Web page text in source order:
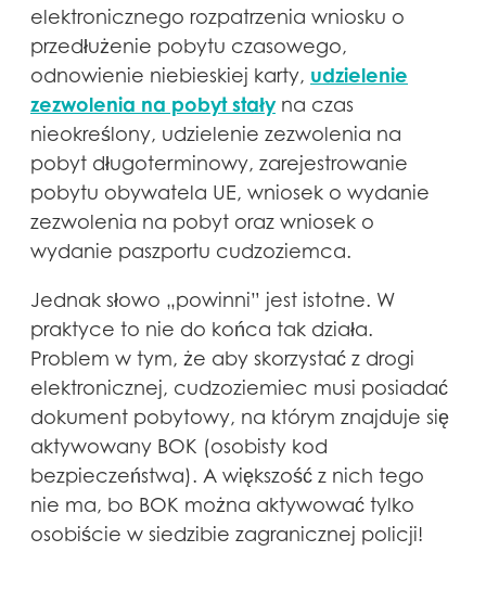
elektronicznego rozpatrzenia wniosku o
przedłużenie pobytu czasowego,
odnowienie niebieskiej karty, udzielenie
zezwolenia na pobyt stałyna czas
nieokreślony, udzielenie zezwolenia na
pobyt długoterminowy, zarejestrowanie
pobytu obywatela UE, wniosek o wydanie
zezwolenia na pobyt oraz wniosek o
wydanie paszportu cudzoziemca.
Jednak słowo „powinni” jest istotne. W
praktyce to nie do końca tak działa.
Problem w tym, że aby skorzystać z drogi
elektronicznej, cudzoziemiec musi posiadać
dokument pobytowy, na którym znajduje się
aktywowany BOK (osobisty kod
bezpieczeństwa). A większość z nich tego
nie ma, bo BOK można aktywować tylko
osobiście w siedzibie zagranicznej policji!